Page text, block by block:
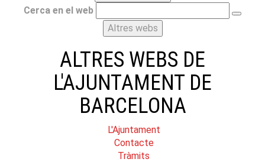
Cerca en el web
Altres webs
ALTRES WEBS DE
L'AJUNTAMENT DE
BARCELONA
L'Ajuntament
Contacte
Tràmits